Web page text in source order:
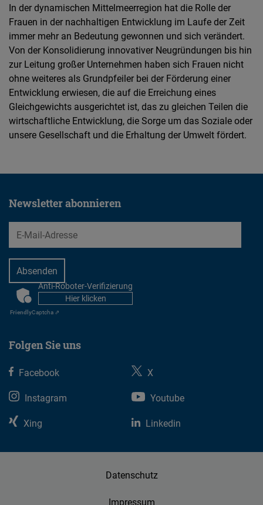
In der dynamischen Mittelmeerregion hat die Rolle der
Frauen in der nachhaltigen Entwicklung im Laufe der Zeit
immer mehr an Bedeutung gewonnen und sich verändert.
Von der Konsolidierung innovativer Neugründungen bis hin
zur Leitung großer Unternehmen haben sich Frauen nicht
ohne weiteres als Grundpfeiler bei der Förderung einer
Entwicklung erwiesen, die auf die Erreichung eines
Gleichgewichts ausgerichtet ist, das zu gleichen Teilen die
wirtschaftliche Entwicklung, die Sorge um das Soziale oder
unsere Gesellschaft und die Erhaltung der Umwelt fördert.
Newsletter abonnieren
EMail
CAPTCHAAnti-Roboter-Verifizierung
Hier klicken
FriendlyCaptcha ⇗
Folgen Sie uns
Facebook
X
Instagram
Youtube
Xing
Linkedin
Datenschutz
Impressum